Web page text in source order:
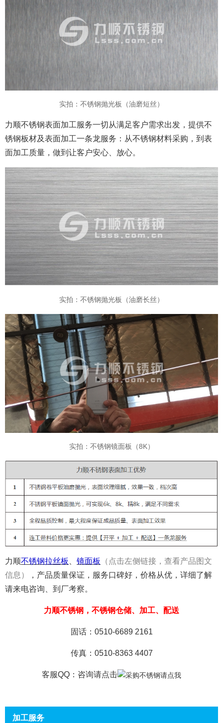
实拍：不锈钢抛光板（油磨短丝）
力顺不锈钢表面加工服务一切从满足客户需求出发，提供不
锈钢板材及表面加工一条龙服务：从不锈钢材料采购，到表
面加工质量，做到让客户安心、放心。
实拍：不锈钢抛光板（油磨长丝）
实拍：不锈钢镜面板（8K）
力顺不锈钢拉丝板 镜面板
（点击左侧链接，查看产品图文
信息）
，产品质量保证， 服务口碑好，价格从优，详细了解
请来电咨询、到厂考察。
力顺不锈钢，不锈钢仓储、加工、配送
固话：0510-6689 2161
传真：0510-8363 4407
客服QQ：咨询请点击
加工服务